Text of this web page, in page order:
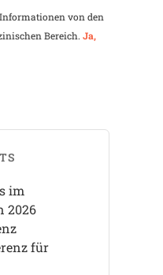
von den
Bereich. Ja,
im
2026
für